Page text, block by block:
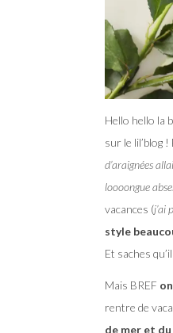
Hello hello la
sur le lil’blog
d’araignées
loooongue
vacances (j’ai
style
Et saches
Mais BREF
rentre de
de mer et